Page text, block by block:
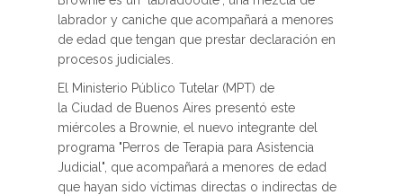
labrador y caniche que acompañará a menores
de edad que tengan que prestar declaración en
procesos judiciales.
El Ministerio Público Tutelar (MPT) de
la Ciudad de Buenos Aires presentó este
miércoles a Brownie, el nuevo integrante del
programa "Perros de Terapia para Asistencia
Judicial", que acompañará a menores de edad
que hayan sido víctimas directas o indirectas de